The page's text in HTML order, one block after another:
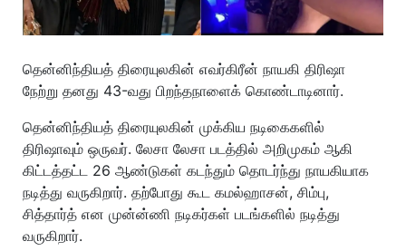
தென்னிந்தியத் திரையுலகின் எவர்கிரீன் நாயகி திரிஷா
நேற்று தனது 43-வது பிறந்தநாளைக் கொண்டாடினார்.
தென்னிந்தியத் திரையுலகின் முக்கிய நடிகைகளில்
திரிஷாவும் ஒருவர். லேசா லேசா படத்தில் அறிமுகம் ஆகி
கிட்டத்தட்ட 26 ஆண்டுகள் கடந்தும் தொடர்ந்து நாயகியாக
நடித்து வருகிறார். தற்போது கூட கமல்ஹாசன், சிம்பு,
சித்தார்த் என முன்ன்ணி நடிகர்கள் படங்களில் நடித்து
வருகிறார்.